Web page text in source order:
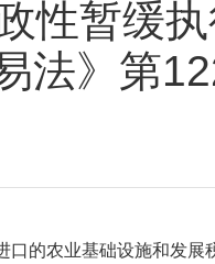
性暂缓
法》第
口的农业基础设施和发展